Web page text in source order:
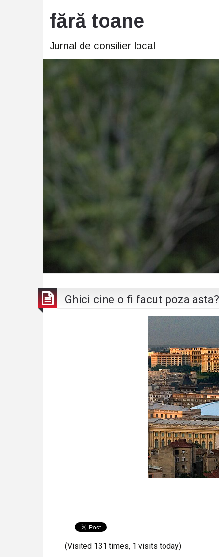
fără toane
Jurnal de consilier local
Ghici cine o fi facut poza asta?
(Visited 131 times, 1 visits today)